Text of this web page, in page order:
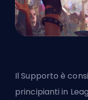
Il Supporto è
principianti in